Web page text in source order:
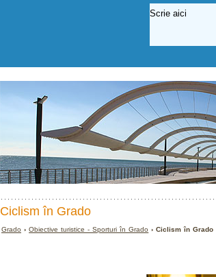
Ciclism în Grado
Grado ›Obiective turistice - Sporturi în Grado › Ciclism în Grado